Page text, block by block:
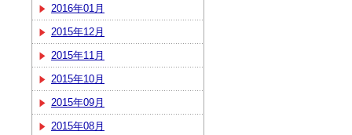
2016年01月
2015年12月
2015年11月
2015年10月
2015年09月
2015年08月